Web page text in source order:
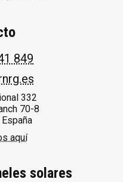
849
332
70-8
aquí
solares